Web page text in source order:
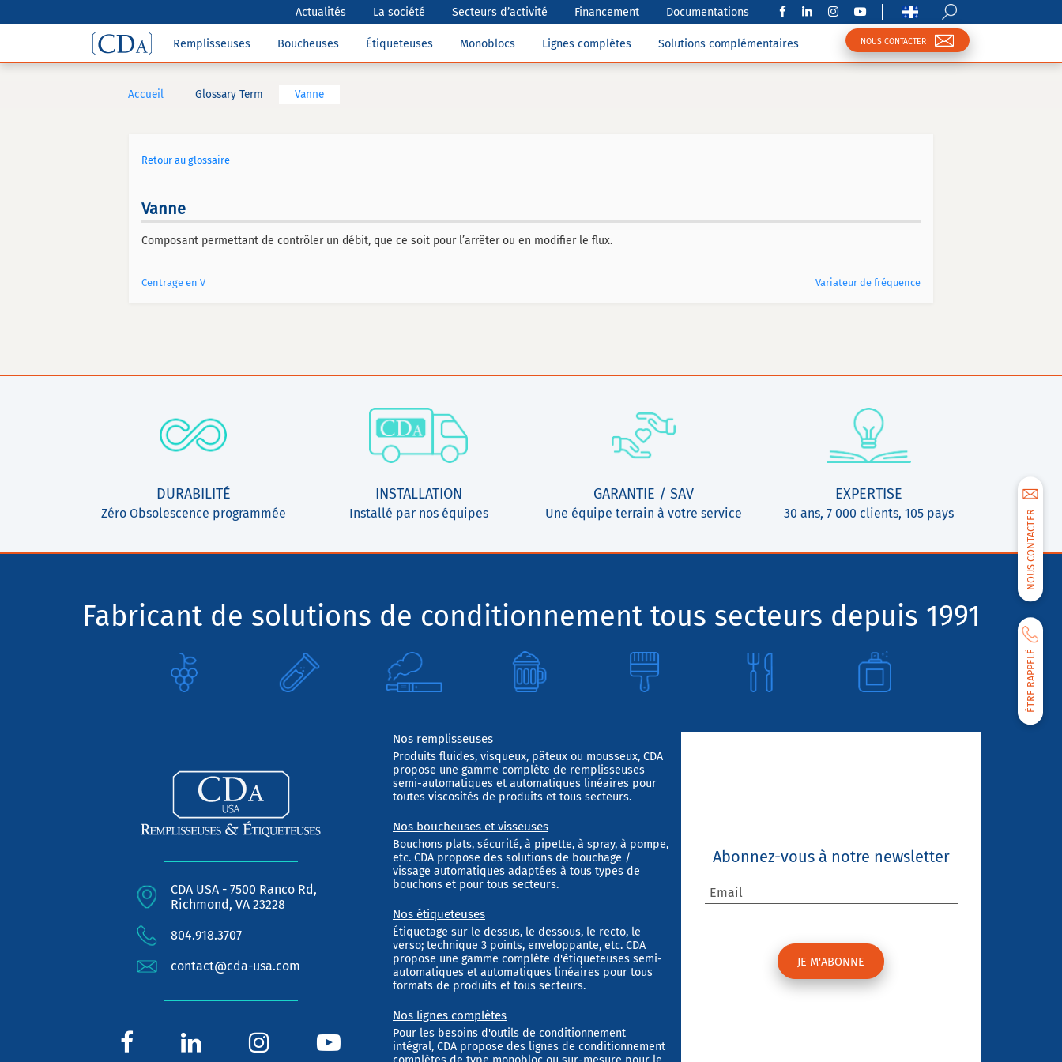
Actualités La société Secteurs d’activité Financement Documentations
Remplisseuses Boucheuses Étiqueteuses Monoblocs Lignes complètes Solutions complémentaires NOUS CONTACTER
NOUS CONTACTER
ÊTRE RAPPELÉ
Accueil Glossary Term Vanne
Retour au glossaire
Vanne
Composant permettant de contrôler un débit, que ce soit pour l’arrêter ou en modifier le flux.
Centrage en V Variateur de fréquence
DURABILITÉ
Zéro Obsolescence programmée
INSTALLATION
Installé par nos équipes
GARANTIE / SAV
Une équipe terrain à votre service
EXPERTISE
30 ans, 7 000 clients, 105 pays
Fabricant de solutions de conditionnement tous secteurs depuis 1991
CDA USA - 7500 Ranco Rd,
Richmond, VA 23228
804.918.3707
contact@cda-usa.com
Nos remplisseuses
Produits fluides, visqueux, pâteux ou mousseux, CDA
propose une gamme complète de remplisseuses
semi-automatiques et automatiques linéaires pour
toutes viscosités de produits et tous secteurs.
Nos boucheuses et visseuses
Bouchons plats, sécurité, à pipette, à spray, à pompe,
etc. CDA propose des solutions de bouchage /
vissage automatiques adaptées à tous types de
bouchons et pour tous secteurs.
Nos étiqueteuses
Étiquetage sur le dessus, le dessous, le recto, le
verso; technique 3 points, enveloppante, etc. CDA
propose une gamme complète d'étiqueteuses semi-
automatiques et automatiques linéaires pour tous
formats de produits et tous secteurs.
Nos lignes complètes
Pour les besoins d'outils de conditionnement
intégral, CDA propose des lignes de conditionnement
Abonnez-vous à notre newsletter
Email